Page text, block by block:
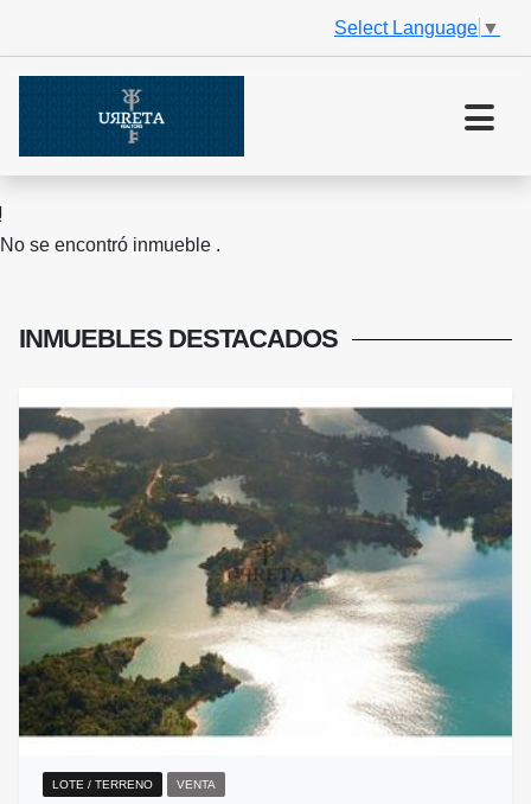
Select Language ▼
No se encontró inmueble .
INMUEBLES DESTACADOS
LOTE / TERRENO VENTA